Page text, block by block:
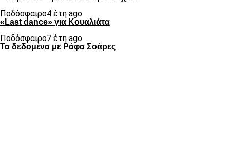
Ποδόσφαιρο4 έτη ago
«Last dance» για Κουαλιάτα
Ποδόσφαιρο7 έτη ago
Τα δεδομένα με Ράφα Σοάρες